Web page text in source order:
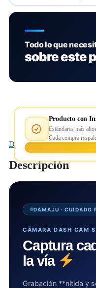
Todo lo que
sobre este
Producto con
Estándares más
Cada compra
Descripción
Descripción
DAMAJU · CUIDADO
CÁMARA DASH CAM
Captura
la vía
Grabación **nítida y